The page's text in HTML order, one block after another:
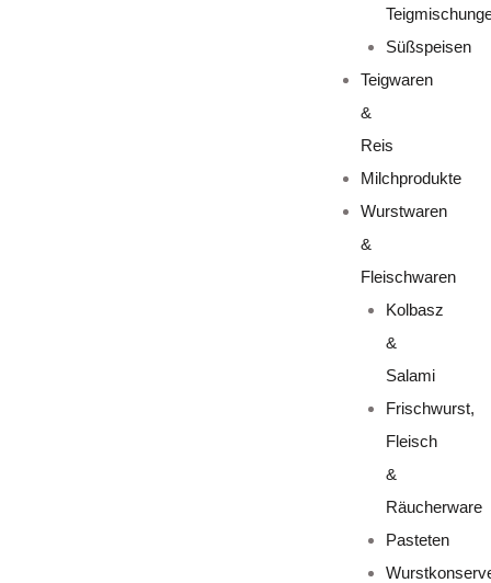
Süßspeisen
Teigwaren
&
Reis
Milchprodukte
Wurstwaren
&
Fleischwaren
Kolbasz
&
Salami
Frischwurst,
Fleisch
&
Räucherware
Pasteten